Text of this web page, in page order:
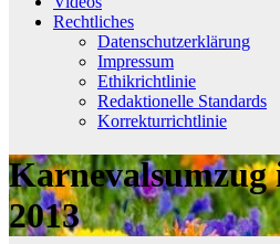
Rechtliches
Datenschutzerklärung
Impressum
Ethikrichtlinie
Redaktionelle Standards
Korrekturrichtlinie
Karnevalsumzug
2013